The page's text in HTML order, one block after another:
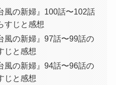
風の新婦』100話〜102話
すじと感想
風の新婦』97話〜99話の
じと感想
風の新婦』94話〜96話の
じと感想